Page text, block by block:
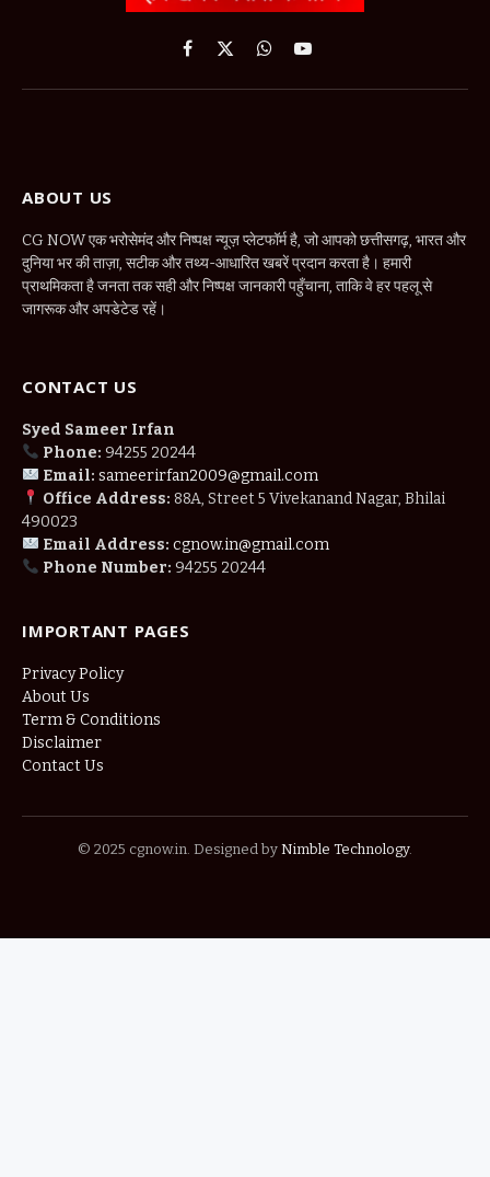
Facebook
X
WhatsApp
YouTube
ABOUT US
CG NOW एक भरोसेमंद और निष्पक्ष न्यूज़ प्लेटफॉर्म है, जो आपको छत्तीसगढ़, भारत और
दुनिया भर की ताज़ा, सटीक और तथ्य-आधारित खबरें प्रदान करता है। हमारी
प्राथमिकता है जनता तक सही और निष्पक्ष जानकारी पहुँचाना, ताकि वे हर पहलू से
जागरूक और अपडेटेड रहें।
CONTACT US
Syed Sameer Irfan
Phone: 94255 20244
Email: sameerirfan2009@gmail.com
Office Address: 88A, Street 5 Vivekanand Nagar, Bhilai
490023
Email Address: cgnow.in@gmail.com
Phone Number: 94255 20244
IMPORTANT PAGES
Privacy Policy
About Us
Term & Conditions
Disclaimer
Contact Us
© 2025 cgnow.in. Designed by Nimble Technology.